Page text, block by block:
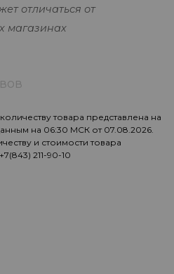
отличаться от
магазинах
товара представлена на
на 06:30 МСК от 07.08.2026.
и стоимости товара
+7(843) 211-90-10